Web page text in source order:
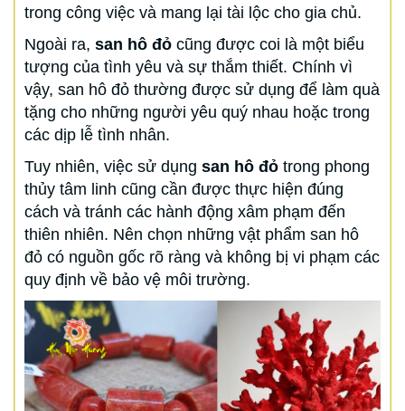
trong công việc và mang lại tài lộc cho gia chủ.
Ngoài ra, san hô đỏ cũng được coi là một biểu
tượng của tình yêu và sự thắm thiết. Chính vì
vậy, san hô đỏ thường được sử dụng để làm quà
tặng cho những người yêu quý nhau hoặc trong
các dịp lễ tình nhân.
Tuy nhiên, việc sử dụng san hô đỏ trong phong
thủy tâm linh cũng cần được thực hiện đúng
cách và tránh các hành động xâm phạm đến
thiên nhiên. Nên chọn những vật phẩm san hô
đỏ có nguồn gốc rõ ràng và không bị vi phạm các
quy định về bảo vệ môi trường.